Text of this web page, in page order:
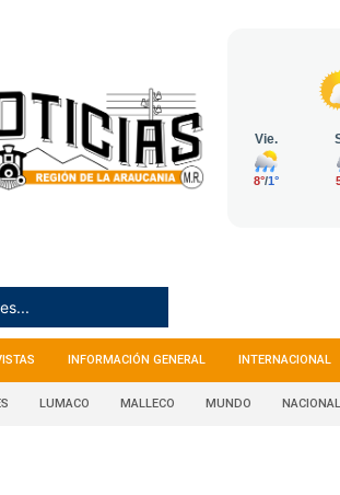
INFORMACIÓN GENERAL INTERNACIONAL
LUMACO MALLECO MUNDO NACIONAL